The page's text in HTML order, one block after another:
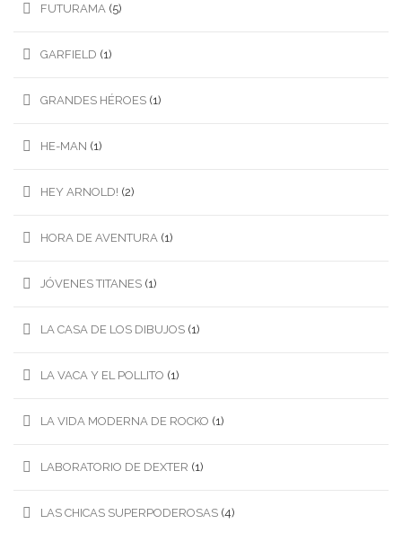
FUTURAMA (5)
GARFIELD (1)
GRANDES HÉROES (1)
HE-MAN (1)
HEY ARNOLD! (2)
HORA DE AVENTURA (1)
JÓVENES TITANES (1)
LA CASA DE LOS DIBUJOS (1)
LA VACA Y EL POLLITO (1)
LA VIDA MODERNA DE ROCKO (1)
LABORATORIO DE DEXTER (1)
LAS CHICAS SUPERPODEROSAS (4)